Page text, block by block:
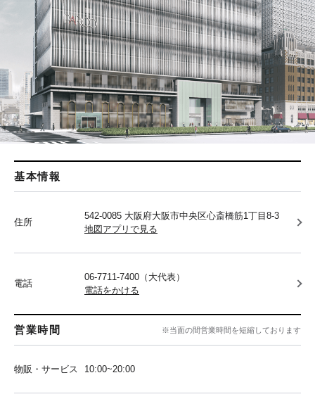
基本情報
住所
542-0085 大阪府大阪市中央区心斎橋筋1丁目8-3
地図アプリで見る
電話
06-7711-7400（大代表）
電話をかける
営業時間 ※当面の間営業時間を短縮しております
物販・サービス 10:00~20:00